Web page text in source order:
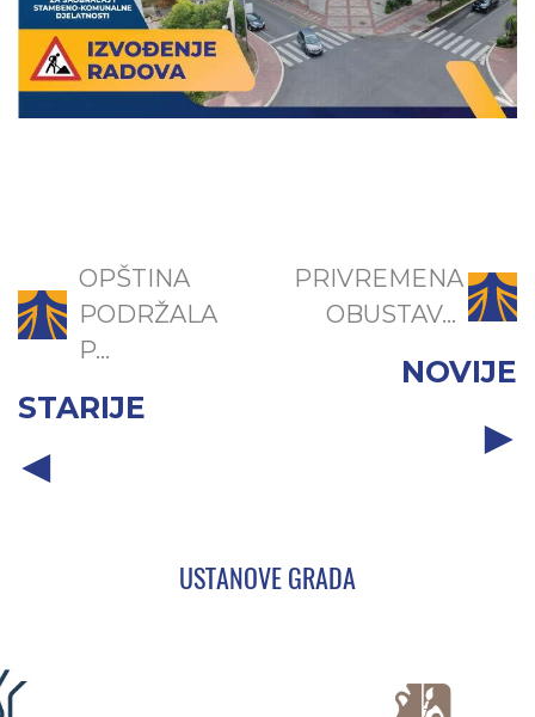
OPŠTINA
PODRŽALA
P...
STARIJE
PRIVREMENA
OBUSTAV...
NOVIJE
USTANOVE GRADA